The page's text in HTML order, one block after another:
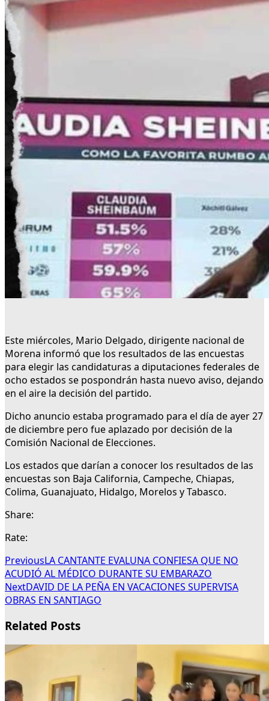
Este miércoles, Mario Delgado, dirigente nacional de
Morena informó que los resultados de las encuestas
para elegir las candidaturas a diputaciones federales de
ocho estados se pospondrán hasta nuevo aviso, dejando
en el aire la decisión del partido.
Dicho anuncio estaba programado para el día de ayer 27
de diciembre pero fue aplazado por decisión de la
Comisión Nacional de Elecciones.
Los estados que darían a conocer los resultados de las
encuestas son Baja California, Campeche, Chiapas,
Colima, Guanajuato, Hidalgo, Morelos y Tabasco.
Share:
Rate:
PreviousLA CANTANTE EVALUNA CONFIESA QUE NO
ACUDIÓ AL MÉDICO DURANTE SU EMBARAZO
NextDAVID DE LA PEÑA EN VACACIONES SUPERVISA
OBRAS EN SANTIAGO
Related Posts